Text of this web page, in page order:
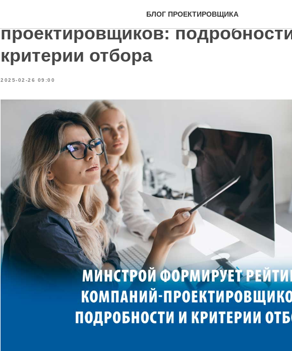
БЛОГ ПРОЕКТИРОВЩИКА
Минстрой формирует рейтинг
проектировщиков:
критерии отбора
2025-02-26 09:00